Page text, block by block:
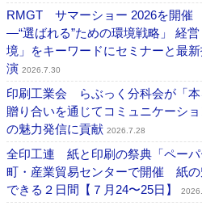
RMGT サマーショー 2026を開催
―“選ばれる”ための環境戦略」 経
境」をキーワードにセミナーと最
演 2026.7.30
印刷工業会 らぶっく分科会が「
贈り合いを通じてコミュニケーシ
の魅力発信に貢献 2026.7.28
全印工連 紙と印刷の祭典「ペー
町・産業貿易センターで開催 紙の
できる２日間【７月24〜25日】